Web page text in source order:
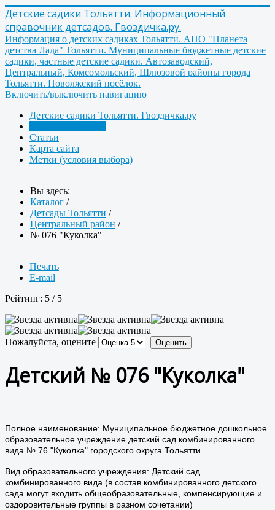
Детские садики Тольятти. Информационный
справочник детсадов. Гвоздичка.ру.
Информация о детских садиках Тольятти. АНО "Планета
детства Лада" Тольятти. Муниципальные бюджетные детские
садики, частные детские садики. Автозаводский,
Центральный, Комсомольский, Шлюзовой районы города
Тольятти. Поволжский посёлок.
Включить/выключить навигацию
Детские садики Тольятти. Гвоздичка.ру
Статьи
Карта сайта
Метки (условия выбора)
Вы здесь:
Каталог /
Детсады Тольятти /
Центральный район /
№ 076 "Куколка"
Печать
E-mail
Рейтинг: 5 / 5
Пожалуйста, оцените
Детский № 076 "Куколка"
Полное наименование: Муниципальное бюджетное дошкольное
образовательное учреждение детский сад комбинированного
вида № 76 "Куколка" городского округа Тольятти
Вид образовательного учреждения: Детский сад
комбинированного вида (в состав комбинированного детского
сада могут входить общеобразовательные, компенсирующие и
оздоровительные группы в разном сочетании)